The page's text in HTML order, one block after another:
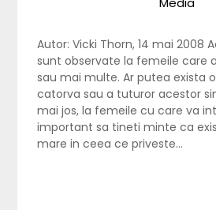
Autor: Vicki Thorn, 14 mai 2008
sunt observate la femeile care
sau mai multe. Ar putea exista
catorva sau a tuturor acestor
mai jos, la femeile cu care va
important sa tineti minte ca
mare in ceea ce priveste…